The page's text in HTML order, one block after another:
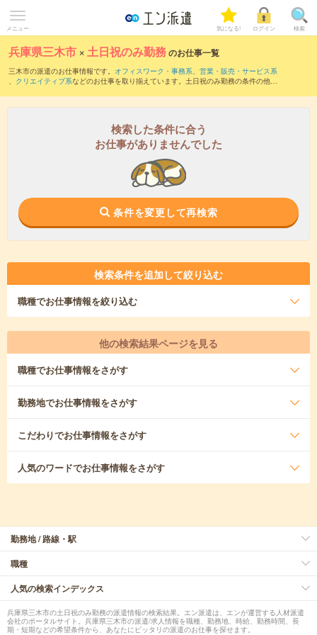
メニュー 気になる! ログイン 検索
兵庫県三木市 ×土日祝のみ勤務のお仕事一覧
三木市の派遣のお仕事情報です。 オフィスワーク・事務系、 営業・販売・サービス系
、 クリエイティブ系などのお仕事を取り揃えています。土日祝のみ勤務の条件の他
検索した条件に合う
お仕事がありませんでした
条件を変更して再検索
検索条件を追加して絞り込む
職種でお仕事情報を絞り込む
他の検索結果ページを見る
職種でお仕事情報をさがす
勤務地でお仕事情報をさがす
こだわりでお仕事情報をさがす
人気のワードでお仕事情報をさがす
勤務地 / 路線・駅
職種
人気の検索インデックス
兵庫県三木市の土日祝のみ勤務の派遣情報の検索結果。エン派遣は、エンが運営する人材派遣
会社のポータルサイト。兵庫県三木市の派遣/求人情報を職種、勤務地、時給、勤務時間、長
期・短期などの希望条件から、あなたにピッタリの派遣のお仕事を探せます。